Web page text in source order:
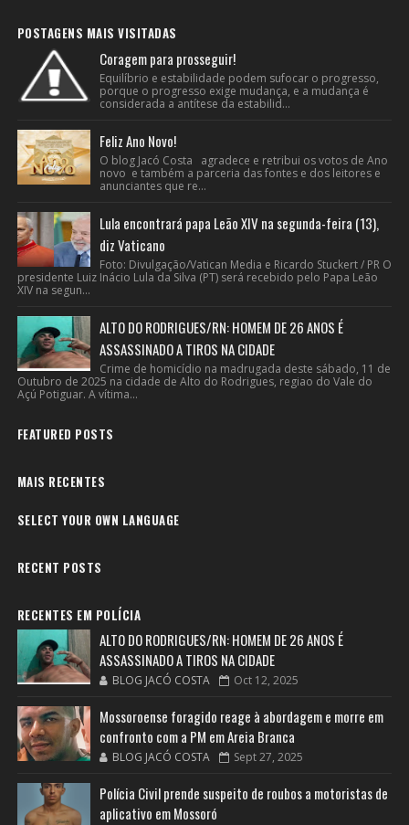
POSTAGENS MAIS VISITADAS
Coragem para prosseguir!
Equilíbrio e estabilidade podem sufocar o progresso,
porque o progresso exige mudança, e a mudança é
considerada a antítese da estabilid...
Feliz Ano Novo!
O blog Jacó Costa agradece e retribui os votos de Ano
novo e também a parceria das fontes e dos leitores e
anunciantes que re...
Lula encontrará papa Leão XIV na segunda-feira (13),
diz Vaticano
Foto: Divulgação/Vatican Media e Ricardo Stuckert / PR O
presidente Luiz Inácio Lula da Silva (PT) será recebido pelo Papa Leão
XIV na segun...
ALTO DO RODRIGUES/RN: HOMEM DE 26 ANOS É
ASSASSINADO A TIROS NA CIDADE
Crime de homicídio na madrugada deste sábado, 11 de
Outubro de 2025 na cidade de Alto do Rodrigues, regiao do Vale do
Açú Potiguar. A vítima...
FEATURED POSTS
MAIS RECENTES
SELECT YOUR OWN LANGUAGE
RECENT POSTS
RECENTES EM POLÍCIA
ALTO DO RODRIGUES/RN: HOMEM DE 26 ANOS É
ASSASSINADO A TIROS NA CIDADE
BLOG JACÓ COSTA Oct 12, 2025
Mossoroense foragido reage à abordagem e morre em
confronto com a PM em Areia Branca
BLOG JACÓ COSTA Sept 27, 2025
Polícia Civil prende suspeito de roubos a motoristas de
aplicativo em Mossoró